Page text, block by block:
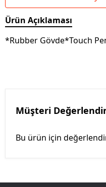
Ürün Açıklaması
*Rubber Gövde*Touch
Müşteri
Bu ürün için